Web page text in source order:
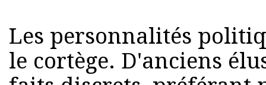
Les personnalités
le cortège. D'anciens